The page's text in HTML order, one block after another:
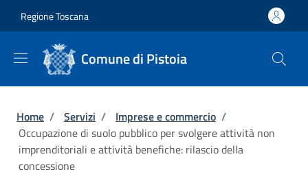
Regione Toscana
Comune di Pistoia
Briciole di pane
Home / Servizi / Imprese e commercio /
Occupazione di suolo pubblico per svolgere attività non
imprenditoriali e attività benefiche: rilascio della
concessione